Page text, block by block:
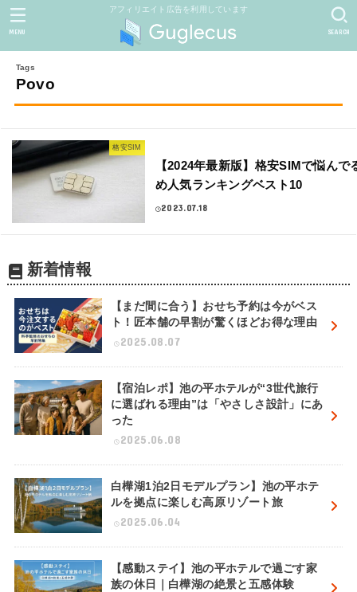
アフィリエイト広告を利用しています
SEARCH
MENU
Povo
格安SIM
【2024年最新版】格安SIMで悩んで
め人気ランキングベスト10
2023.07.18
新着情報
【まだ間に合う】おせち予約は今がベス
ト！匠本舗の早割が驚くほどお得な理由
2025.08.07
【宿泊レポ】池の平ホテルが“3世代旅行
に選ばれる理由”は「やさしさ設計」にあ
った
2025.06.08
白樺湖1泊2日モデルプラン】池の平ホテ
ルを拠点に楽しむ高原リゾート旅
2025.06.04
【感動ステイ】池の平ホテルで過ごす家
族の休日｜白樺湖の絶景と五感体験